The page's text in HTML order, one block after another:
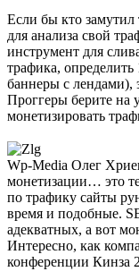
Если бы кто замутил
для анализа свой
инструмент для
трафика,
баннеры с
Проггеры берите на
монетизировать
Wp-Media Олег
монетизации… это
по трафику сайты
время и подобные.
адекватных, а вот
Интересно, как
конференции Кинза